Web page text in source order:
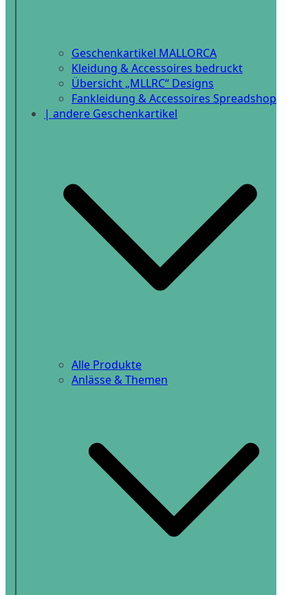
Geschenkartikel MALLORCA
Kleidung & Accessoires bedruckt
Übersicht „MLLRC“ Designs
Fankleidung & Accessoires Spreadshop
| andere Geschenkartikel
Alle Produkte
Anlässe & Themen